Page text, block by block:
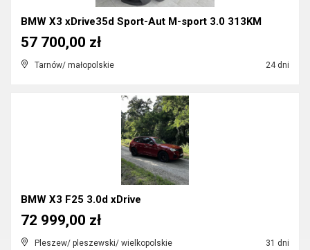
BMW X3 xDrive35d Sport-Aut M-sport 3.0 313KM
Tarnów/ małopolskie 24 dni
57 700,00 zł
BMW X3 F25 3.0d xDrive
Pleszew/ pleszewski/ wielkopolskie 31 dni
72 999,00 zł